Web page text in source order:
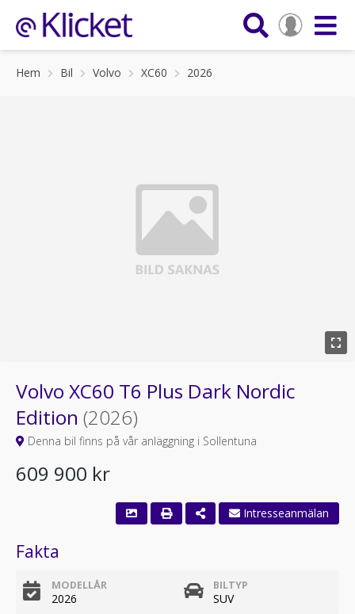
Hem Bil Volvo XC60 2026
Volvo XC60 T6 Plus Dark Nordic
Edition (2026)
Denna bil finns på vår anläggning i Sollentuna
609 900 kr
Intresseanmälan
Fakta
MODELLÅR
2026
BILTYP
SUV